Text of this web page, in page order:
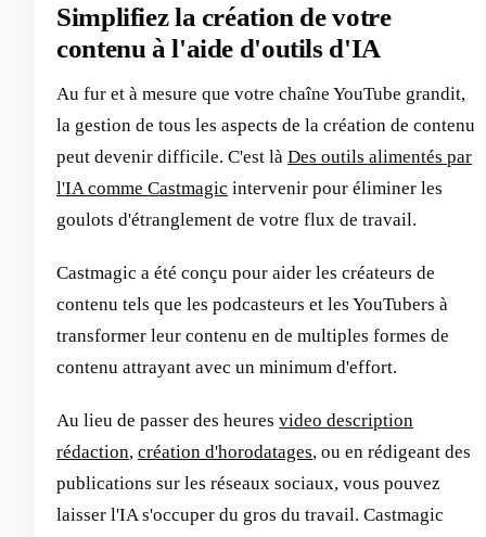
Simplifiez la création de votre
contenu à l'aide d'outils d'IA
Au fur et à mesure que votre chaîne YouTube grandit,
la gestion de tous les aspects de la création de contenu
peut devenir difficile. C'est là Des outils alimentés par
l'IA comme Castmagic intervenir pour éliminer les
goulots d'étranglement de votre flux de travail.
Castmagic a été conçu pour aider les créateurs de
contenu tels que les podcasteurs et les YouTubers à
transformer leur contenu en de multiples formes de
contenu attrayant avec un minimum d'effort.
Au lieu de passer des heures video description
rédaction, création d'horodatages, ou en rédigeant des
publications sur les réseaux sociaux, vous pouvez
laisser l'IA s'occuper du gros du travail. Castmagic